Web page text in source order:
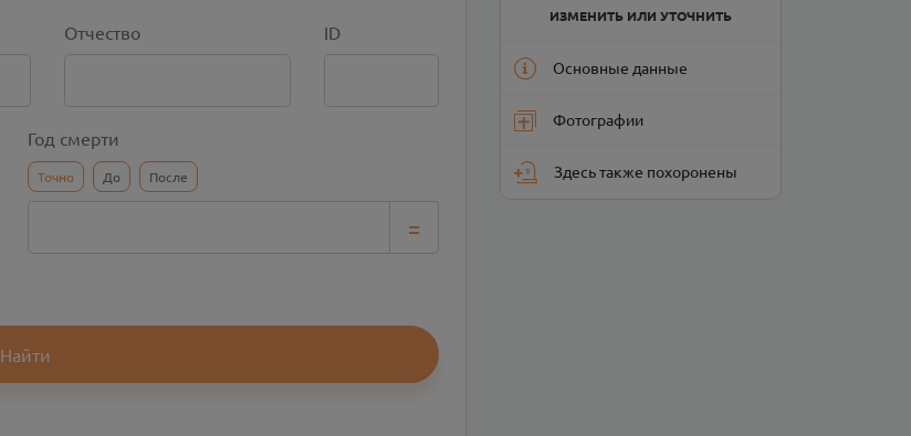
Отчество ID
Год смерти
Точно До После
=
Найти
ИЗМЕНИТЬ ИЛИ УТОЧНИТЬ
Основные данные
Фотографии
Здесь также похоронены